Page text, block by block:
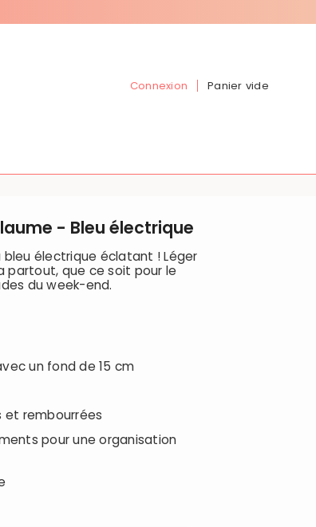
Connexion Panier vide
- Bleu électrique
électrique éclatant ! Léger
partout, que ce soit pour le
du week-end.
un fond de 15 cm
et rembourrées
pour une organisation